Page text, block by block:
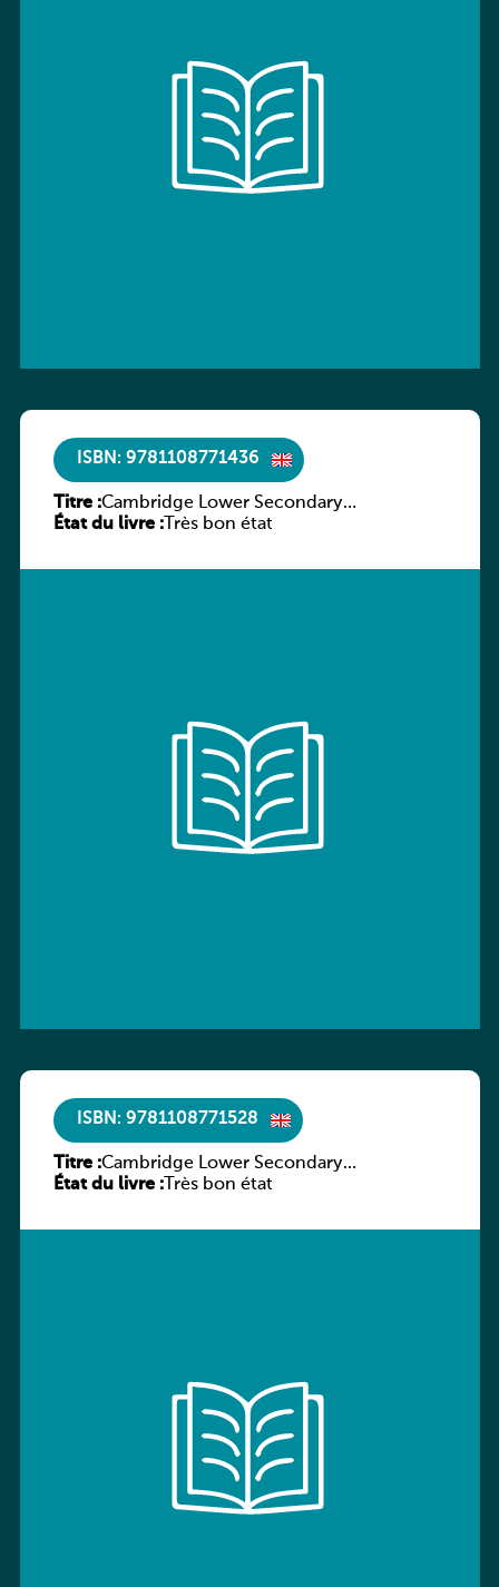
ISBN: 9781108771436
Titre :Cambridge Lower Secondary
Mathematics Learner’s Book 7
État du livre :Très bon état
ISBN: 9781108771528
Titre :Cambridge Lower Secondary
Mathematics Learner’s Book 8
État du livre :Très bon état